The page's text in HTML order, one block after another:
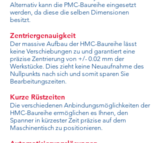
Alternativ kann die PMC-Baureihe eingesetzt
werden, da diese die selben Dimensionen
besitzt.
Zentriergenauigkeit
Der massive Aufbau der HMC-Baureihe lässt
keine Verschiebungen zu und garantiert eine
präzise Zentrierung von +/- 0.02 mm der
Werkstücke. Dies zieht keine Neuaufnahme des
Nullpunkts nach sich und somit sparen Sie
Bearbeitungszeiten.
Kurze Rüstzeiten
Die verschiedenen Anbindungsmöglichkeiten der
HMC-Baureihe ermöglichen es Ihnen, den
Spanner in kürzester Zeit präzise auf dem
Maschinentisch zu positionieren.